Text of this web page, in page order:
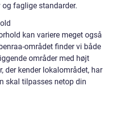
faglige standarder.
kan variere meget også
området finder vi både
områder med højt
der kender lokalområdet, har
skal tilpasses netop din